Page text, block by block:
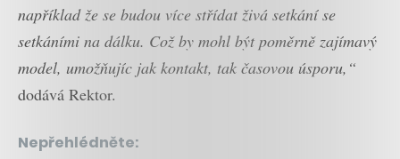
například že se budou více střídat živá setkání se
setkáními na dálku. Což by mohl být poměrně zajímavý
model, umožňujíc jak kontakt, tak časovou úsporu,“
dodává Rektor.
Nepřehlédněte: